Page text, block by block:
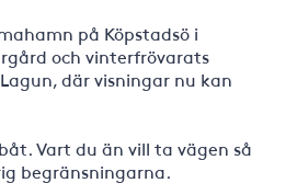
på Köpstadsö i
och vinterfrövarats
där visningar nu kan
Vart du än vill ta vägen så
begränsningarna.